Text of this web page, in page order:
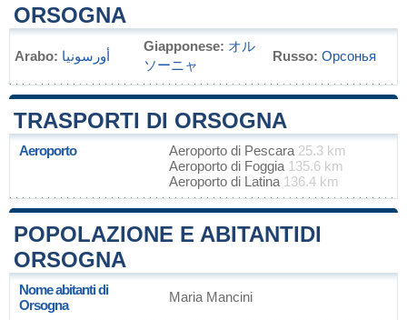
ORSOGNA
Arabo: أورسونيا
Giapponese: オル
ソーニャ
Russo: Орсонья
TRASPORTI DI ORSOGNA
Aeroporto Aeroporto di Pescara 25.3 km
Aeroporto di Foggia 135.6 km
Aeroporto di Latina 136.4 km
POPOLAZIONE E ABITANTIDI
ORSOGNA
Nome abitanti di
Orsogna
Maria Mancini